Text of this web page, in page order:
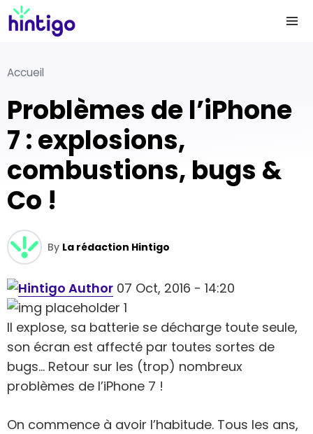
Accueil
Problèmes de l’iPhone
7 : explosions,
combustions, bugs &
Co !
By La rédaction Hintigo
07 Oct, 2016 - 14:20
Il explose, sa batterie se décharge toute seule,
son écran est affecté par toutes sortes de
bugs… Retour sur les (trop) nombreux
problèmes de l’iPhone 7 !
On commence à avoir l’habitude. Tous les ans,